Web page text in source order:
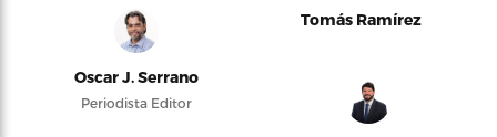
Oscar J. Serrano
Periodista Editor
Tomás Ramírez